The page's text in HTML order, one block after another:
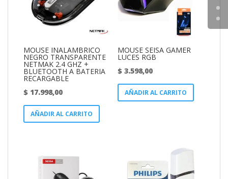
MOUSE INALAMBRICO
NEGRO TRANSPARENTE
NETMAK 2.4 GHZ +
BLUETOOTH A BATERIA
RECARGABLE
$ 17.998,00
AÑADIR AL CARRITO
MOUSE SEISA GAMER
LUCES RGB
$ 3.598,00
AÑADIR AL CARRITO